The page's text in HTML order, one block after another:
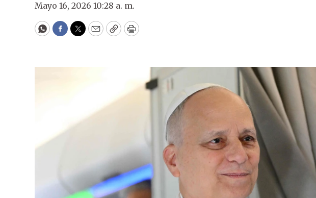
Mayo 16, 2026 10:28 a. m.
WhatsApp
Facebook
Twitter
EmailCopyPrint